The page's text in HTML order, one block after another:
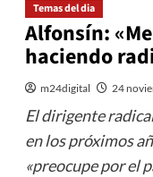
Temas del dia
Alfonsín:
haciendo
m24digital 24
El dirigente
en los próximos
«preocupe por el